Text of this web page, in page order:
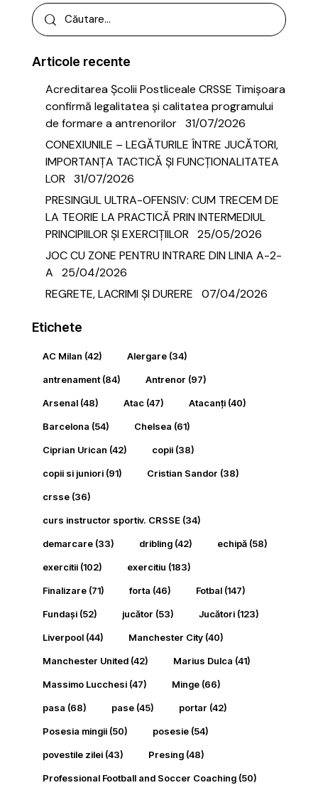
Articole recente
Acreditarea Școlii Postliceale CRSSE Timișoara
confirmă legalitatea și calitatea programului
de formare a antrenorilor 31/07/2026
CONEXIUNILE – LEGĂTURILE ÎNTRE JUCĂTORI,
IMPORTANȚA TACTICĂ ȘI FUNCȚIONALITATEA
LOR
31/07/2026
PRESINGUL ULTRA-OFENSIV: CUM TRECEM DE
LA TEORIE LA PRACTICĂ PRIN INTERMEDIUL
PRINCIPIILOR ȘI EXERCIȚIILOR
25/05/2026
JOC CU ZONE PENTRU INTRARE DIN LINIA A-2-
A
25/04/2026
REGRETE, LACRIMI ȘI DURERE
07/04/2026
Etichete
AC Milan (42) Alergare (34)
antrenament(84) Antrenor (97)
Arsenal (48) Atac (47) Atacanți (40)
Barcelona (54) Chelsea (61)
Ciprian Urican (42) copii (38)
copii si juniori (91) Cristian Sandor (38)
crsse (36)
curs instructor sportiv. CRSSE (34)
demarcare (33) dribling (42) echipă (58)
exercitii (102) exercitiu (183)
Finalizare (71) forta (46) Fotbal (147)
Fundași (52) jucător (53) Jucători (123)
Liverpool (44) Manchester City (40)
Manchester United (42) Marius Dulca (41)
Massimo Lucchesi (47) Minge (66)
pasa (68) pase (45) portar (42)
Posesia mingii (50) posesie (54)
povestile zilei (43) Presing (48)
Professional Football and Soccer Coaching (50)